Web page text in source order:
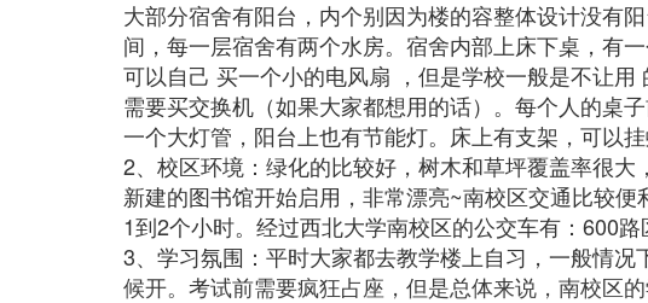
大部分宿舍有阳台，内个别因为楼的容整体设计没有
间，每一层宿舍有两个水房。宿舍内部上床下桌，有
可以自己 买一个小的电风扇 ，但是学校一般是不让
需要买交换机（如果大家都想用的话）。每个人的桌
一个大灯管，阳台上也有节能灯。床上有支架，可以
2、校区环境：绿化的比较好，树木和草坪覆盖率很大
新建的图书馆开始启用，非常漂亮~南校区交通比较
1到2个小时。经过西北大学南校区的公交车有：600路
3、学习氛围：平时大家都去教学楼上自习，一般情
候开。考试前需要疯狂占座，但是总体来说，南校区